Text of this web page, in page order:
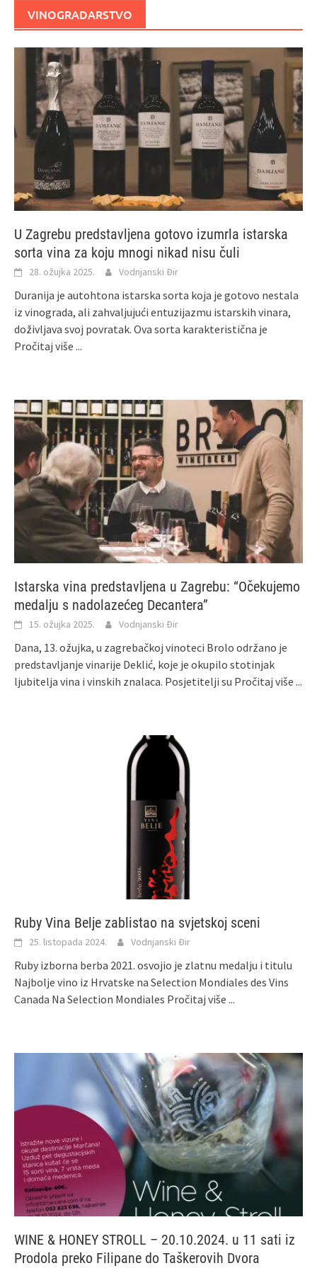
VINOGRADARSTVO
U Zagrebu predstavljena gotovo izumrla istarska
sorta vina za koju mnogi nikad nisu čuli
28. ožujka 2025. Vodnjanski Đir
Duranija je autohtona istarska sorta koja je gotovo nestala
iz vinograda, ali zahvaljujući entuzijazmu istarskih vinara,
doživljava svoj povratak. Ova sorta karakteristična je
Pročitaj više ...
Istarska vina predstavljena u Zagrebu: “Očekujemo
medalju s nadolazećeg Decantera”
15. ožujka 2025. Vodnjanski Đir
Dana, 13. ožujka, u zagrebačkoj vinoteci Brolo održano je
predstavljanje vinarije Deklić, koje je okupilo stotinjak
ljubitelja vina i vinskih znalaca. Posjetitelji su Pročitaj više ...
Ruby Vina Belje zablistao na svjetskoj sceni
25. listopada 2024. Vodnjanski Đir
Ruby izborna berba 2021. osvojio je zlatnu medalju i titulu
Najbolje vino iz Hrvatske na Selection Mondiales des Vins
Canada Na Selection Mondiales Pročitaj više ...
WINE & HONEY STROLL – 20.10.2024. u 11 sati iz
Prodola preko Filipane do Taškerovih Dvora